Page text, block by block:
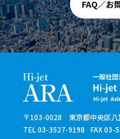
FAQ／お
〒103-0028 東京都中央区八
TEL 03-3527-9198
FAX 03-